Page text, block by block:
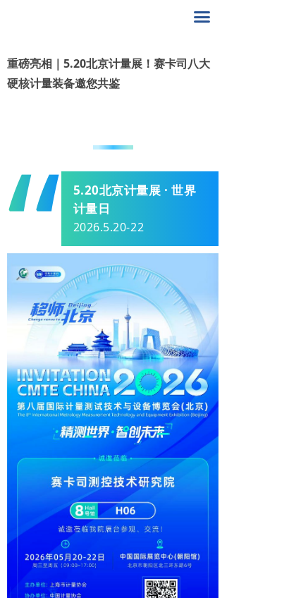
끀
解决方案
联系我们
끅 400-8617-185
“
5.20北京计量展 · 世界
计量日
2026.5.20-22
重磅亮相｜5.20北京计量展！赛卡司八大
硬核计量装备邀您共鉴